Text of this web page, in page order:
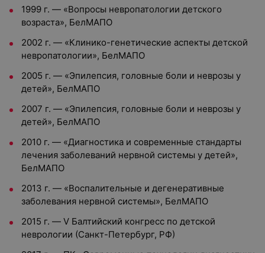
1999 г. — «Вопросы невропатологии детского
возраста», БелМАПО
2002 г. — «Клинико-генетические аспекты детской
невропатологии», БелМАПО
2005 г. — «Эпилепсия, головные боли и неврозы у
детей», БелМАПО
2007 г. — «Эпилепсия, головные боли и неврозы у
детей», БелМАПО
2010 г. — «Диагностика и современные стандарты
лечения заболеваний нервной системы у детей»,
БелМАПО
2013 г. — «Воспалительные и дегенеративные
заболевания нервной системы», БелМАПО
2015 г. — V Балтийский конгресс по детской
неврологии (Санкт-Петербург, РФ)